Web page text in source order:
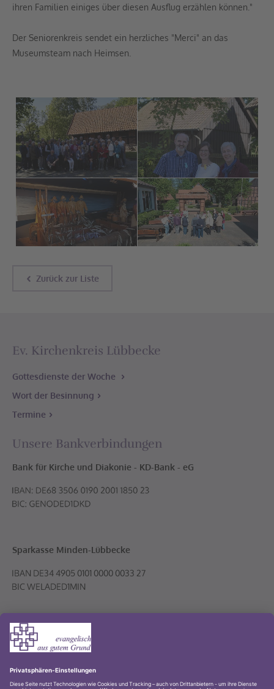
ihren Familien einiges über diesen Ausflug erzählen können."
Der Seniorenkreis sendet ein herzliches "Merci" an das
Museumsteam nach Heimsen.
Zurück zur Liste
Ev. Kirchenkreis Lübbecke
Gottesdienste der Woche
Wort der Besinnung
Termine
Unsere Bankverbindungen
Bank für Kirche und Diakonie - KD-Bank - eG
Sparkasse Minden-Lübbecke
Volksbank PLUS eG